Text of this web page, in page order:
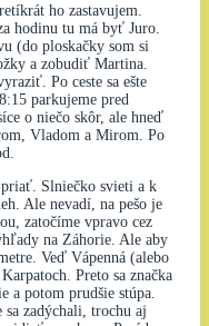
ho zastavujem.
hodinu tu má byť Juro.
(do ploskačky som si
a zobudiť Martina.
Po ceste sa ešte
parkujeme pred
o niečo skôr, ale hneď
Vladom a Mirom. Po
priať. Slniečko svieti a k
Ale nevadí, na pešo je
zatočíme vpravo cez
na Záhorie. Ale aby
Veď Vápenná (alebo
Preto sa značka
a potom prudšie stúpa.
sa zadýchali, trochu aj